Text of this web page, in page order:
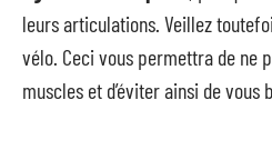
leurs articulations. Veillez
vélo. Ceci vous permettra de ne
muscles et d’éviter ainsi de vous